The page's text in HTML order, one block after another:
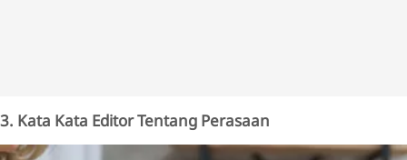
3. Kata Kata Editor Tentang Perasaan